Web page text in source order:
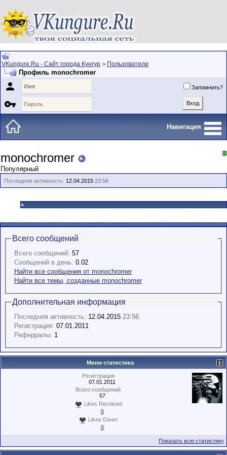
VKungure.Ru - Сайт города Кунгур > Пользователи
Профиль monochromer
 Запомнить?

Навигация
monochromer
Популярный
Последняя активность: 12.04.2015 23:56
»
Всего сообщений
Всего сообщений: 57
Сообщений в день: 0.02
Найти все сообщения от monochromer
Найти все темы, созданные monochromer
Дополнительная информация
Последняя активность: 12.04.2015 23:56
Регистрация: 07.01.2011
Реферралы: 1
Мини-статистика
Регистрация
07.01.2011
Всего сообщений
57
Likes Received
0
Likes Given
0
Показать всю статистику